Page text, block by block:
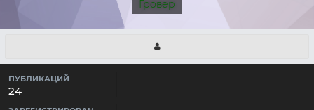
Гровер
ПУБЛИКАЦИЙ
24